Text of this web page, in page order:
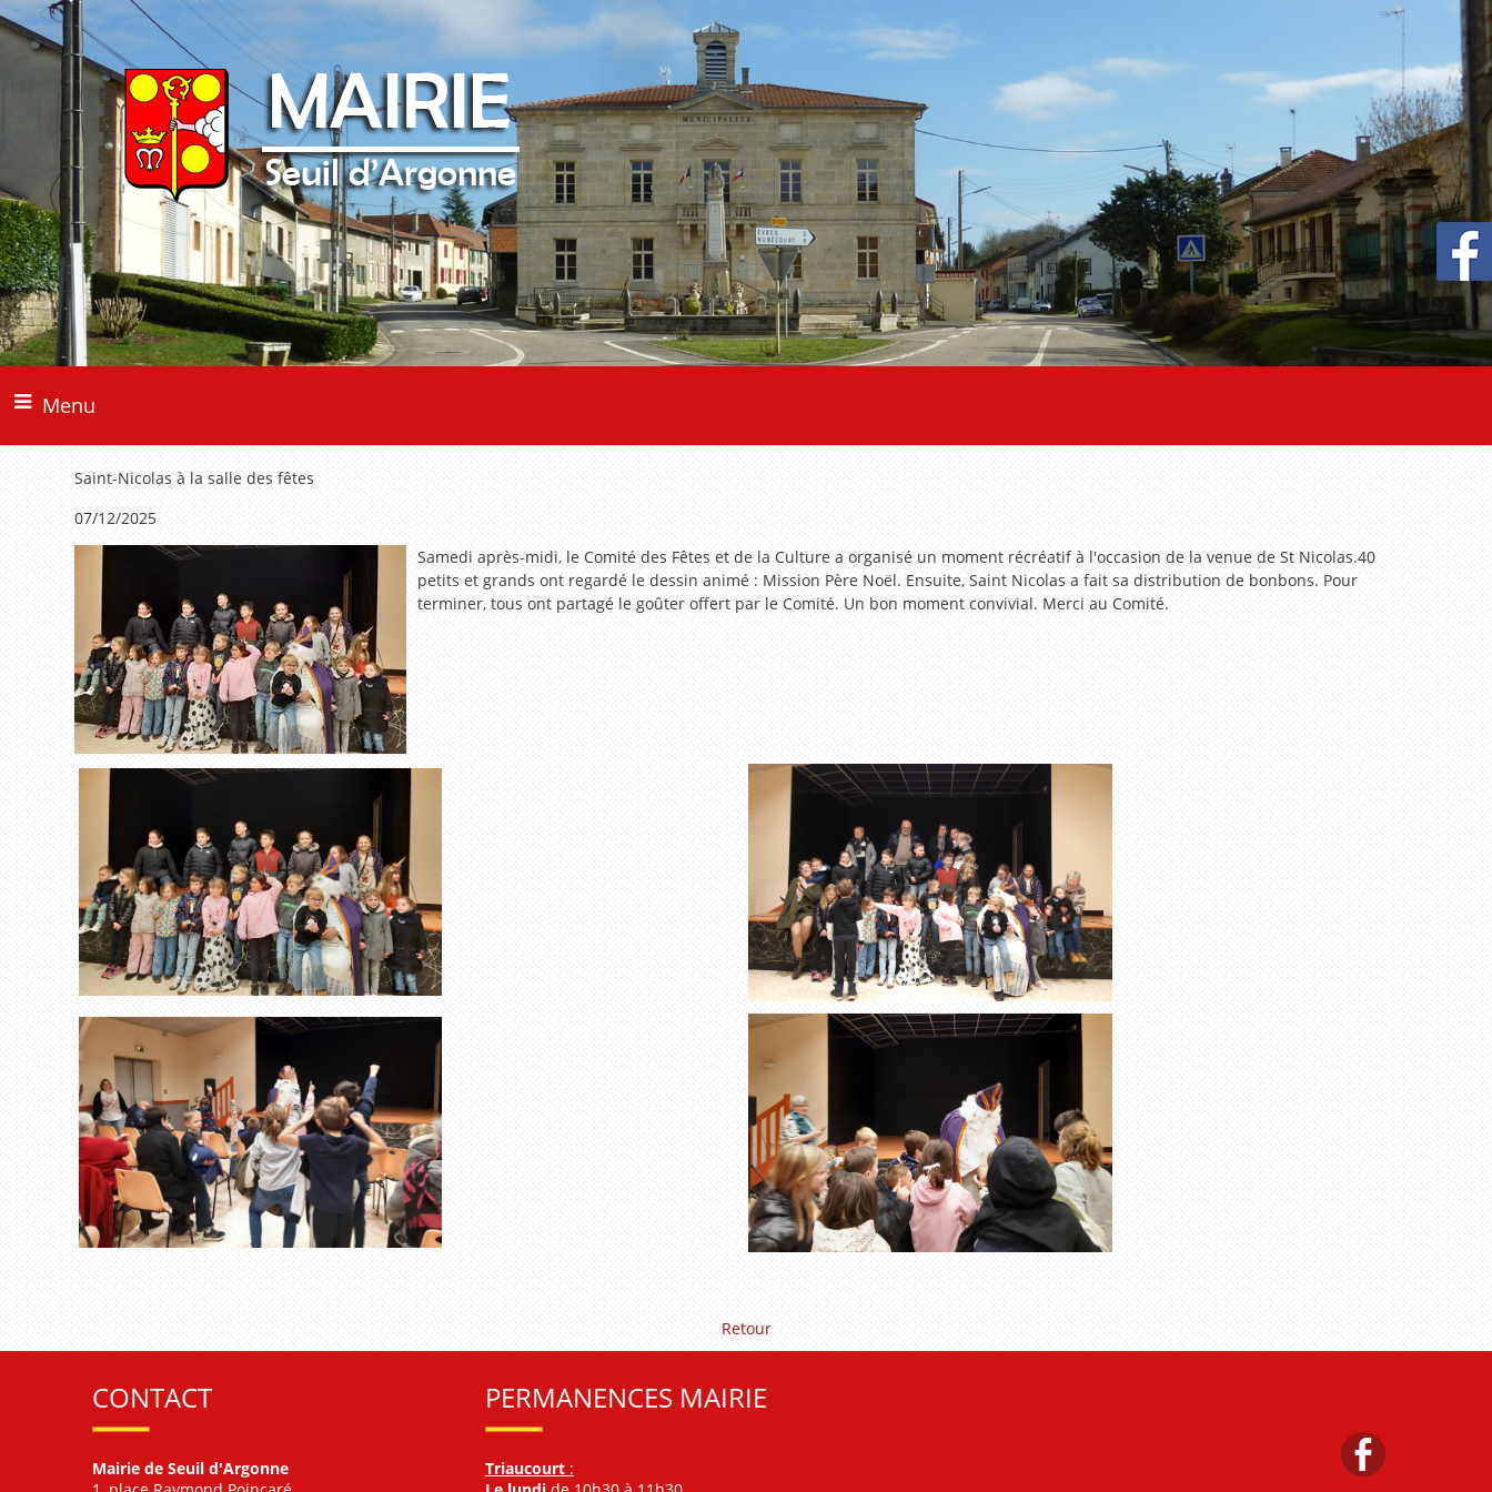
Menu
Saint-Nicolas à la salle des fêtes
07/12/2025
Samedi après-midi, le Comité des Fêtes et de la Culture a organisé un moment récréatif à l'occasion de la venue de St Nicolas.40
petits et grands ont regardé le dessin animé : Mission Père Noël. Ensuite, Saint Nicolas a fait sa distribution de bonbons. Pour
terminer, tous ont partagé le goûter offert par le Comité. Un bon moment convivial. Merci au Comité.
Retour
CONTACT
Mairie de Seuil d'Argonne
PERMANENCES MAIRIE
Triaucourt :